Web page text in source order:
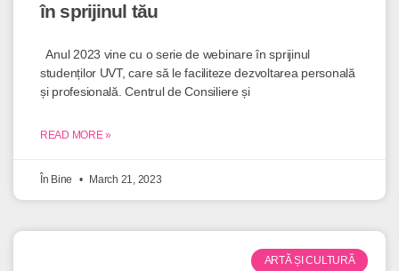
în sprijinul tău
Anul 2023 vine cu o serie de webinare în sprijinul
studenților UVT, care să le faciliteze dezvoltarea personală
și profesională. Centrul de Consiliere și
READ MORE »
În Bine March 21, 2023
ARTĂ ȘI CULTURĂ